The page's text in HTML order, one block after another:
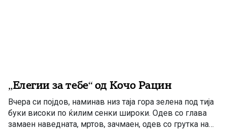
„Елегии за тебе“ од Кочо Рацин
Вчера си појдов, наминав низ таја гора зелена под тија
буки високи по ќилим сенки широки. Одев со глава
замаен наведната, мртов, зачмаен, одев со грутка на